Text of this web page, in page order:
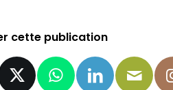
cette publication